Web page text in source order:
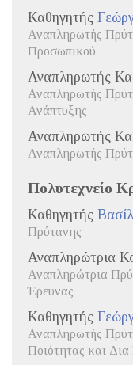
Καθηγητής
Αναπληρωτής
Προσωπικού
Αναπληρωτής
Αναπληρωτής
Ανάπτυξης
Αναπληρωτής
Αναπληρωτής
Πολυτεχνείο
Καθηγητής
Πρύτανης
Αναπληρώτρια
Αναπληρώτρια
Έρευνας
Καθηγητής
Αναπληρωτής
Ποιότητας και